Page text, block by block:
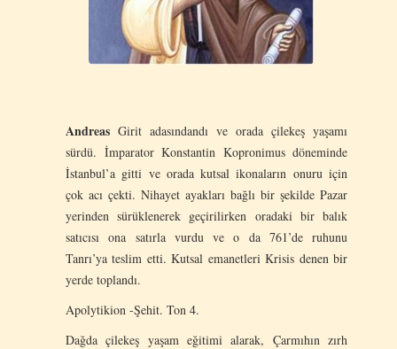
Andreas Girit adasındandı ve orada çilekeş yaşamı
sürdü. İmparator Konstantin Kopronimus döneminde
İstanbul’a gitti ve orada kutsal ikonaların onuru için
çok acı çekti. Nihayet ayakları bağlı bir şekilde Pazar
yerinden sürüklenerek geçirilirken oradaki bir balık
satıcısı ona satırla vurdu ve o da 761’de ruhunu
Tanrı’ya teslim etti. Kutsal emanetleri Krisis denen bir
yerde toplandı.
Apolytikion -Şehit. Ton 4.
Dağda çilekeş yaşam eğitimi alarak, Çarmıhın zırh